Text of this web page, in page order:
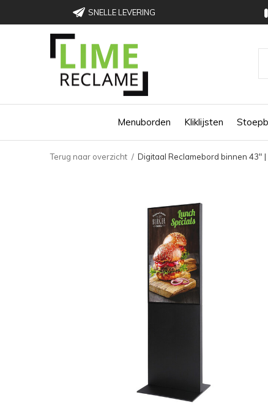
SNELLE LEVERING
Menuborden Kliklijsten
Terug naar overzicht Digitaal Reclamebord binnen 43"